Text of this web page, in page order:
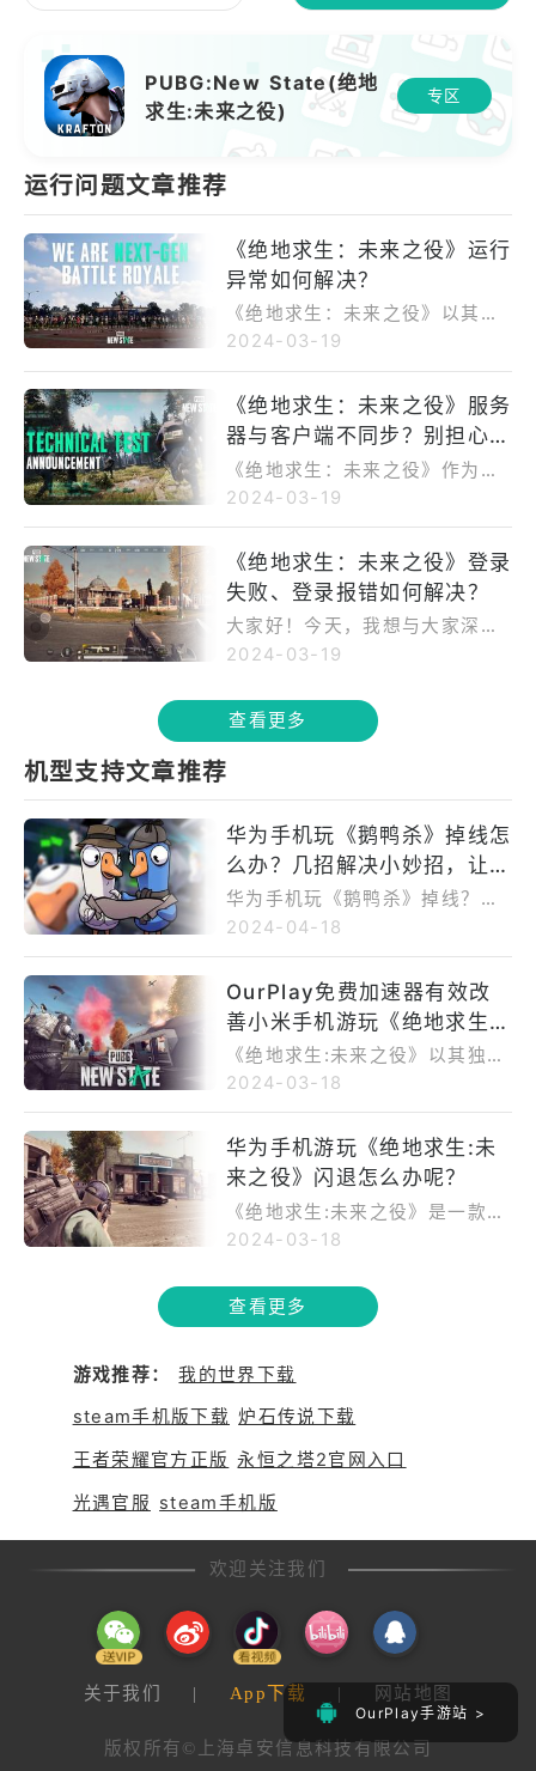
OurPlay手游站 >
PUBG:New State(绝地
求生:未来之役)
专区
运行问题文章推荐
《绝地求生：未来之役》运行
异常如何解决？
《绝地求生：未来之役》以其独
特的战术竞技玩法吸引众多玩
动、网络环境不佳、设备性能不
足、游戏版本问题或系统兼容性
等。为了顺畅体验游戏，玩家可
以尝试优化网络环境、提升设备
也能有效提升游戏体验。遇到问
题时，不妨寻求官方客服或论坛
的帮助。
2024-03-19
《绝地求生：未来之役》服务
器与客户端不同步？别担心，
一招解决你的烦恼！
《绝地求生：未来之役》作为战
术竞技游戏的佼佼者，偶尔会遇
过检查网络连接、重启游戏、更
新版本或联系客服等方式解决。
同时，这款游戏以其逼真的战场
环境和丰富的游戏内容吸引着无
助你一臂之力，优化网络连接，
减少延迟，让你在战场上更稳
定、更流畅地展现实力。遇到问
作，继续享受游戏带来的乐趣
吧！
2024-03-19
《绝地求生：未来之役》登录
失败、登录报错如何解决？
大家好！今天，我想与大家深入
聊聊备受全球玩家热爱的《绝地
战术竞技为核心，引领玩家走进
一个充满刺激与未知的未来战
战火纷飞中争夺生存的机会。
2024-03-19
查看更多
机型支持文章推荐
华为手机玩《鹅鸭杀》掉线怎
么办？几招解决小妙招，让你
畅享游戏乐趣！
华为手机玩《鹅鸭杀》掉线？别
慌！试试切换网络环境，确保信
机数据，保持手机电量充足并避
免过热。若问题仍存，尝试更新
游戏和手机系统。这些方法能助
你摆脱掉线困扰，畅享《鹅鸭
理传奇吧！
2024-04-18
OurPlay免费加速器有效改
善小米手机游玩《绝地求生:
未来之役》卡顿。
《绝地求生:未来之役》以其独特
的战术竞技玩法和逼真的战场体
到卡顿问题，影响游戏体验。为
解决这一问题，推荐使用OurPla
y免费加速器优化网络环境。该工
具能显著提升网络连接速度，降
过OurPlay的优化，玩家可尽情
享受《绝地求生:未来之役》带来
的紧张刺激和战术竞技乐趣。
2024-03-18
华为手机游玩《绝地求生:未
来之役》闪退怎么办呢？
《绝地求生:未来之役》是一款深
受玩家喜爱的战术竞技手游，但
出现闪退问题。这可能是由于手
机系统或游戏版本不兼容、缓存
原因造成的。为解决这一问题，
用户可尝试更新系统与游戏、清
理缓存与内存、检查手机硬件以
决，建议联系华为或游戏官方客
2024-03-18
查看更多
游戏推荐：
我的世界下载
steam手机版下载 炉石传说下载
王者荣耀官方正版 永恒之塔2官网入口
光遇官服 steam手机版
欢迎关注我们
关于我们 | App下载 | 网站地图
版权所有©上海卓安信息科技有限公司